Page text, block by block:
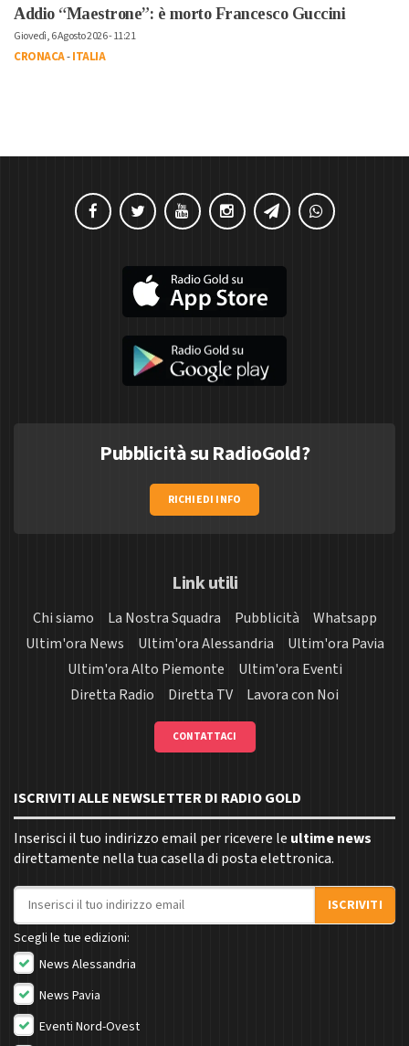
Addio “Maestrone”: è morto Francesco Guccini
Giovedì, 6 Agosto 2026 - 11:21
CRONACA-ITALIA
Pubblicità su RadioGold?
RICHIEDI INFO
Link utili
Chi siamo La Nostra Squadra Pubblicità
Whatsapp
Ultim'ora News
Ultim'ora Alessandria
Ultim'ora Pavia
Ultim'ora Alto Piemonte
Ultim'ora Eventi
Diretta Radio
Diretta TV Lavora con Noi
CONTATTACI
ISCRIVITI ALLE NEWSLETTER DI RADIO GOLD
Inserisci il tuo indirizzo email per ricevere le ultime news
direttamente nella tua casella di posta elettronica.
Indirizzo email
ISCRIVITI
Scegli le tue edizioni:
News Alessandria
News Pavia
Eventi Nord-Ovest